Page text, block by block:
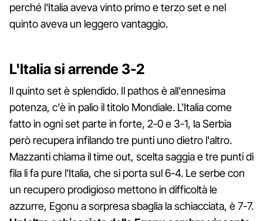
perché l'Italia aveva vinto primo e terzo set e nel
quinto aveva un leggero vantaggio.
L'Italia si arrende 3-2
Il quinto set è splendido. Il pathos è all'ennesima
potenza, c'è in palio il titolo Mondiale. L'Italia come
fatto in ogni set parte in forte, 2-0 e 3-1, la Serbia
però recupera infilando tre punti uno dietro l'altro.
Mazzanti chiama il time out, scelta saggia e tre punti di
fila li fa pure l'Italia, che si porta sul 6-4. Le serbe con
un recupero prodigioso mettono in difficoltà le
azzurre, Egonu a sorpresa sbaglia la schiacciata, è 7-7.